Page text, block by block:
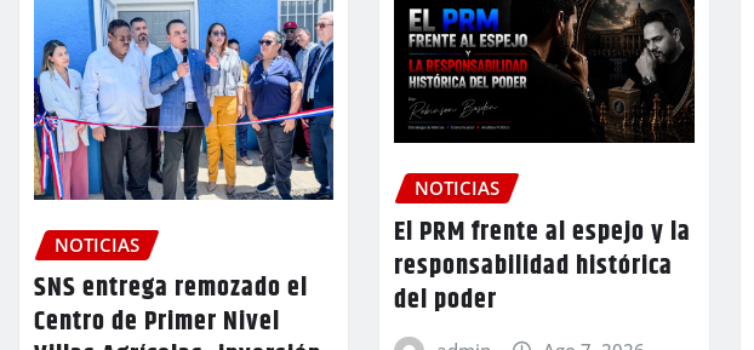
NOTICIAS
SNS entrega remozado el
Centro de Primer Nivel
NOTICIAS
El PRM frente al espejo y la
responsabilidad histórica
del poder